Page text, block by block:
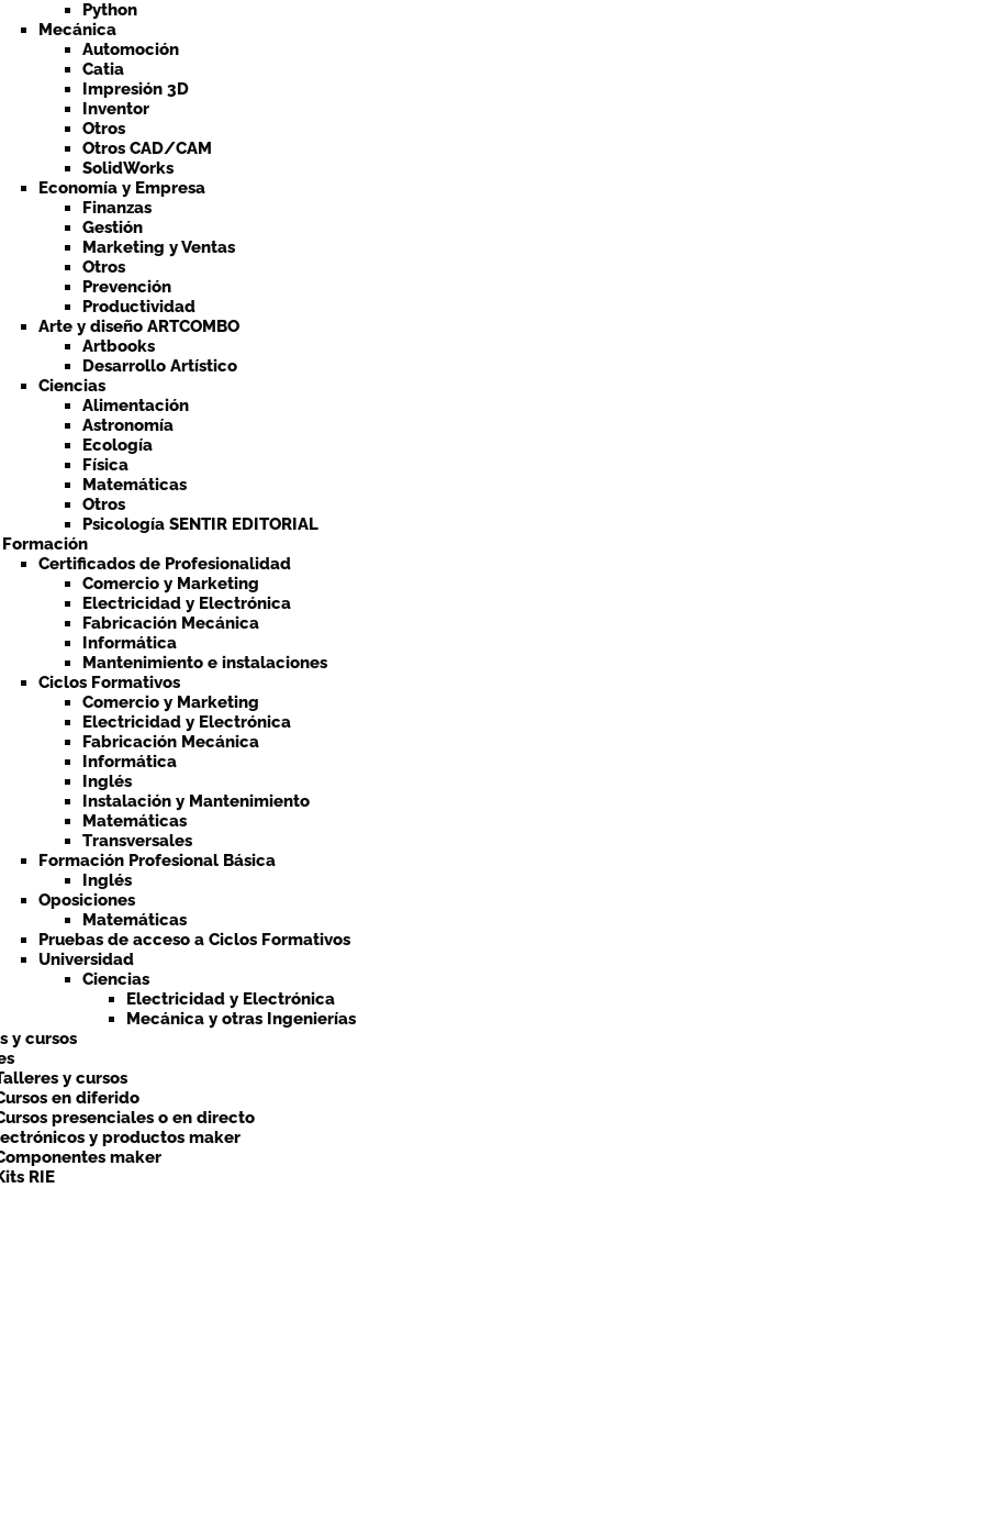
Python
Mecánica
Automoción
Catia
Impresión 3D
Inventor
Otros
Otros CAD/CAM
SolidWorks
Economía y Empresa
Finanzas
Gestión
Marketing y Ventas
Otros
Prevención
Productividad
Arte y diseño ARTCOMBO
Artbooks
Desarrollo Artístico
Ciencias
Alimentación
Astronomía
Ecología
Física
Matemáticas
Otros
Psicología SENTIR EDITORIAL
Certificados de Profesionalidad
Comercio y Marketing
Electricidad y Electrónica
Fabricación Mecánica
Informática
Mantenimiento e instalaciones
Ciclos Formativos
Comercio y Marketing
Electricidad y Electrónica
Fabricación Mecánica
Informática
Inglés
Instalación y Mantenimiento
Matemáticas
Transversales
Formación Profesional Básica
Inglés
Oposiciones
Matemáticas
Pruebas de acceso a Ciclos Formativos
Universidad
Ciencias
Electricidad y Electrónica
Mecánica y otras Ingenierías
y cursos
y cursos
en diferido
presenciales o en directo
y productos maker
maker
RIE